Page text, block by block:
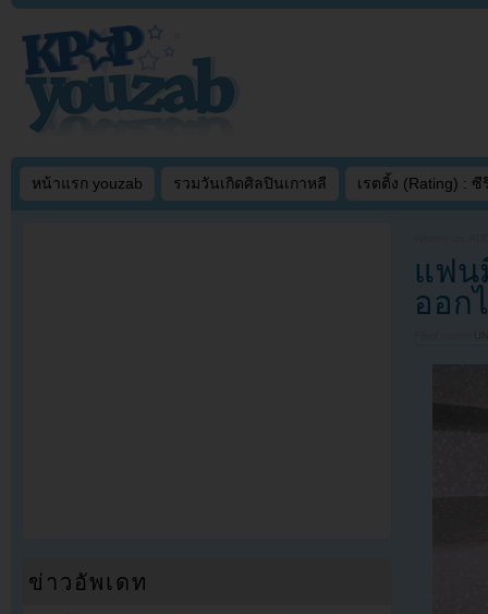
หน้าแรก youzab รวมวันเกิดศิลปินเกาหลี เรตติ้ง (Rating) : ซี
แฟน
ออก
ข่าวอัพเดท